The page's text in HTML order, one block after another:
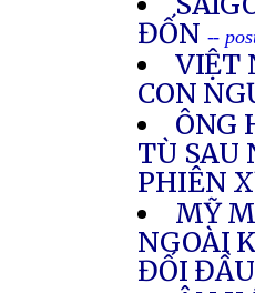
ĐỐN --
VIỆT
CON
ÔNG
TÙ SAU
PHIÊN
MỸ
NGOÀI
ĐỐI